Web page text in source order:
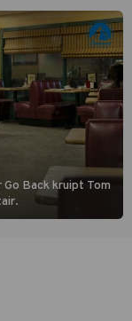
Go Back kruipt Tom